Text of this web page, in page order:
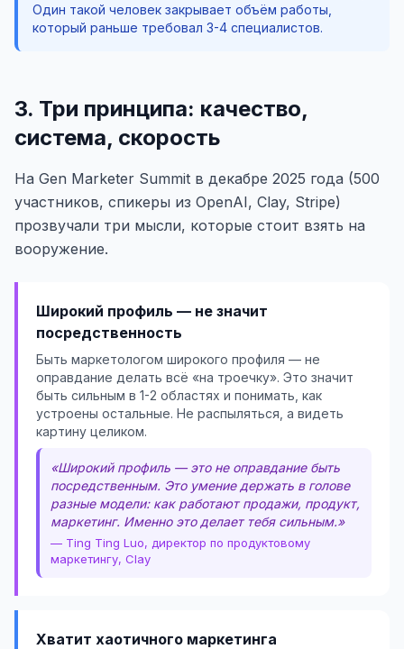
Один такой человек закрывает объём работы,
который раньше требовал 3-4 специалистов.
3. Три принципа: качество,
система, скорость
На Gen Marketer Summit в декабре 2025 года (500
участников, спикеры из OpenAI, Clay, Stripe)
прозвучали три мысли, которые стоит взять на
вооружение.
Широкий профиль — не значит
посредственность
Быть маркетологом широкого профиля — не
оправдание делать всё «на троечку». Это значит
быть сильным в 1-2 областях и понимать, как
устроены остальные. Не распыляться, а видеть
картину целиком.
«Широкий профиль — это не оправдание быть
посредственным. Это умение держать в голове
разные модели: как работают продажи, продукт,
маркетинг. Именно это делает тебя сильным.»
— Ting Ting Luo, директор по продуктовому
маркетингу, Clay
Хватит хаотичного маркетинга